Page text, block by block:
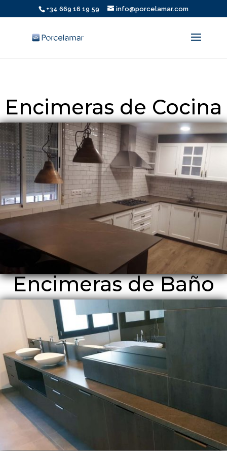
+34 669 16 19 59 info@porcelamar.com
Encimeras de Cocina
Encimeras de Baño